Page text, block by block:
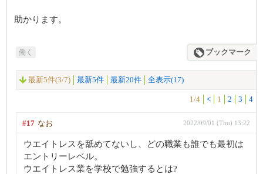
助かります。
働く ブックマーク
最新5件(3/7) 最新5件 最新20件 全表示(17)
1/4 < 1 2 3 4
#17 なお 2022/09/01 (Thu) 13:22
ウエイトレスを舐めてないし、どの職業も誰でも最初は
エントリーレベル。
ウエイトレス業を学校で勉強するとは?